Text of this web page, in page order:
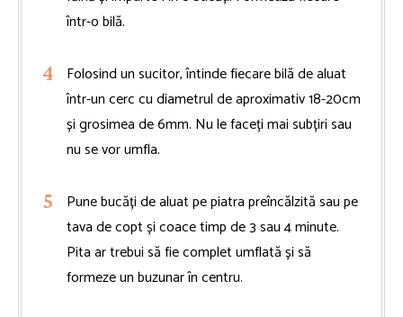
într-o bilă.
Folosind un sucitor, întinde fiecare bilă de aluat
într-un cerc cu diametrul de aproximativ 18-20cm
și grosimea de 6mm. Nu le faceți mai subțiri sau
nu se vor umfla.
Pune bucăți de aluat pe piatra preîncălzită sau pe
tava de copt și coace timp de 3 sau 4 minute.
Pita ar trebui să fie complet umflată și să
formeze un buzunar în centru.